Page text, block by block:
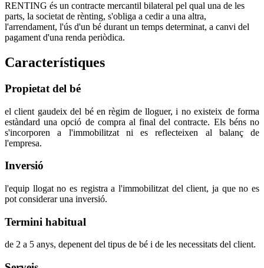
RENTING és un contracte mercantil bilateral pel qual una de les
parts, la societat de rènting, s'obliga a cedir a una altra,
l'arrendament, l'ús d'un bé durant un temps determinat, a canvi del
pagament d'una renda periòdica.
Característiques
Propietat del bé
el client gaudeix del bé en règim de lloguer, i no existeix de forma
estàndard una opció de compra al final del contracte. Els béns no
s'incorporen a l'immobilitzat ni es reflecteixen al balanç de
l'empresa.
Inversió
l'equip llogat no es registra a l'immobilitzat del client, ja que no es
pot considerar una inversió.
Termini habitual
de 2 a 5 anys, depenent del tipus de bé i de les necessitats del client.